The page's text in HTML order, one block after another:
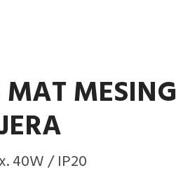
MESING
40W / IP20